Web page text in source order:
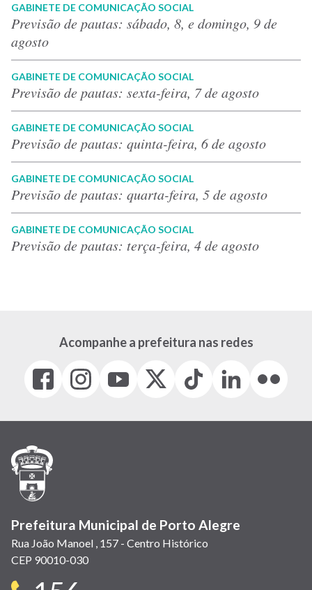
GABINETE DE COMUNICAÇÃO SOCIAL
Previsão de pautas: sábado, 8, e domingo, 9 de
agosto
GABINETE DE COMUNICAÇÃO SOCIAL
Previsão de pautas: sexta-feira, 7 de agosto
GABINETE DE COMUNICAÇÃO SOCIAL
Previsão de pautas: quinta-feira, 6 de agosto
GABINETE DE COMUNICAÇÃO SOCIAL
Previsão de pautas: quarta-feira, 5 de agosto
GABINETE DE COMUNICAÇÃO SOCIAL
Previsão de pautas: terça-feira, 4 de agosto
Acompanhe a prefeitura nas redes
Facebook
(link
em
janela)
Instagram
(link
em
(link
em
(Antigo
(link
Tiktok
(link
em
LinkedIn
(link
em
(link
em
Prefeitura Municipal de Porto Alegre
Rua João Manoel , 157 - Centro Histórico
CEP 90010-030